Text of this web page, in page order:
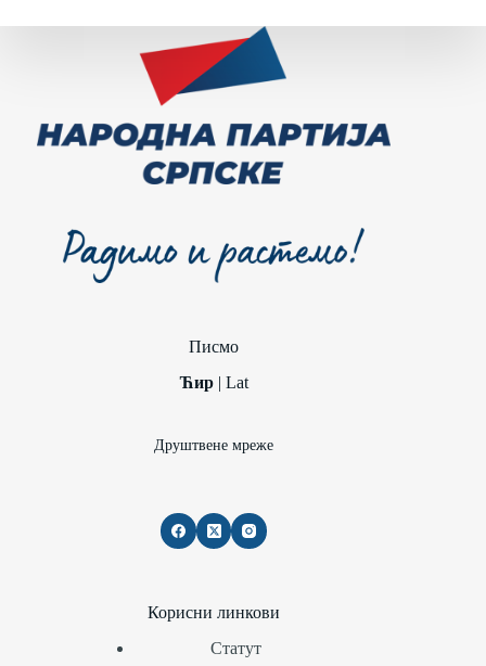
Писмо
Ћир| Lat
Друштвене мреже
Корисни линкови
Статут